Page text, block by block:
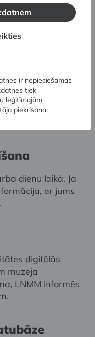
žurnālā vai citā
lūdzam vienu
kopiju bez
dienu laikā. Ja
ar jums
digitālās
muzeja
LNMM informēs
ir nepieciešamas
tiek
leģitīmajām
piekrišana.